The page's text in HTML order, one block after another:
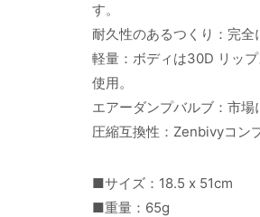
す。
耐久性のあるつくり：完全
軽量：ボディは30D リッ
使用。
エアーダンプバルブ：市場
圧縮互換性：Zenbivyコン
■サイズ：18.5 x 51cm
■重量：65g